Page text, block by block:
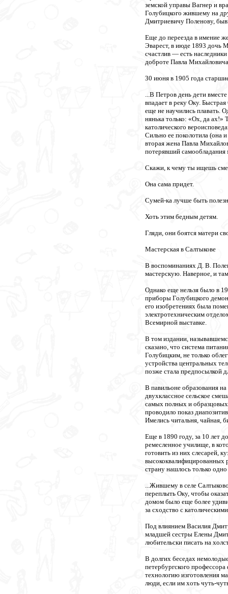
земской управы Вагнер и
Голубицкого жившему на
Дмитриевичу Поленову,
Еще до переезда в имение
Эварест, в июде 1893 дочь
счастлив — есть
доброте Павла
30 июня в 1905 года
...В Петров день дети
впадает в реку Оку.
еще не научились плавать.
нянька только: «Ох, да ах!»
католического
Сильно ее поколотила (она
вторая жена Павла
потерявший самообладания
Скажи, к чему ты ищешь
Она сама придет.
Сумей-ка лучше быть
Хоть этим бедным детям.
Гляди, они боятся матери
Мастерская в Салтыкове
В воспоминаниях Д. В.
мастерскую. Наверное, и
Однако еще нельзя было в
приборы Голубицкого
его изобретениях была
электротехническим
Всемирной выставке.
В том издании,
сказано, что система
Голубицким, не только
устройства центральных
позже стала предпосылкой
В павильоне образования
двухклассное сельское
самых полных и
проводило показ
Имелись читальня, чайная,
Еще в 1890 году, за 10 лет
ремесленное училище, в
готовить из них слесарей,
высококвалифицированных
страну нашлось только
...Жившему в селе
переплыть Оку, чтобы
домом было еще более
за сходство с
Под влиянием Василия
младшей сестры Елены
любительски писать на
В долгих беседах
петербургского
технологию изготовления
люди, если им хоть чуть-